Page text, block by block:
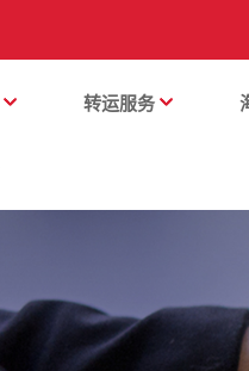
转运服务